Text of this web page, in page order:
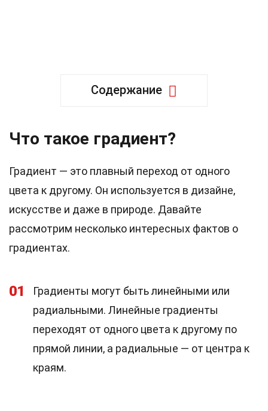
Содержание
Что такое градиент?
Градиент — это плавный переход от одного
цвета к другому. Он используется в дизайне,
искусстве и даже в природе. Давайте
рассмотрим несколько интересных фактов о
градиентах.
01
Градиенты могут быть линейными или
радиальными. Линейные градиенты
переходят от одного цвета к другому по
прямой линии, а радиальные — от центра к
краям.